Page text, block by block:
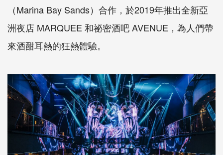
（Marina Bay Sands）合作，於2019年推出全新亞
洲夜店 MARQUEE 和祕密酒吧AVENUE ，為人們帶
來酒酣耳熱的狂熱體驗。